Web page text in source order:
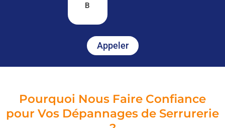
B
Appeler
Pourquoi Nous Faire Confiance
pour Vos Dépannages de Serrurerie